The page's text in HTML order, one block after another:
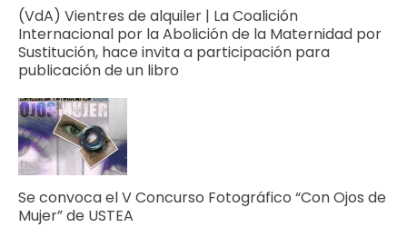
(VdA) Vientres de alquiler | La Coalición
Internacional por la Abolición de la Maternidad por
Sustitución, hace invita a participación para
publicación de un libro
Se convoca el V Concurso Fotográfico “Con Ojos de
Mujer” de USTEA